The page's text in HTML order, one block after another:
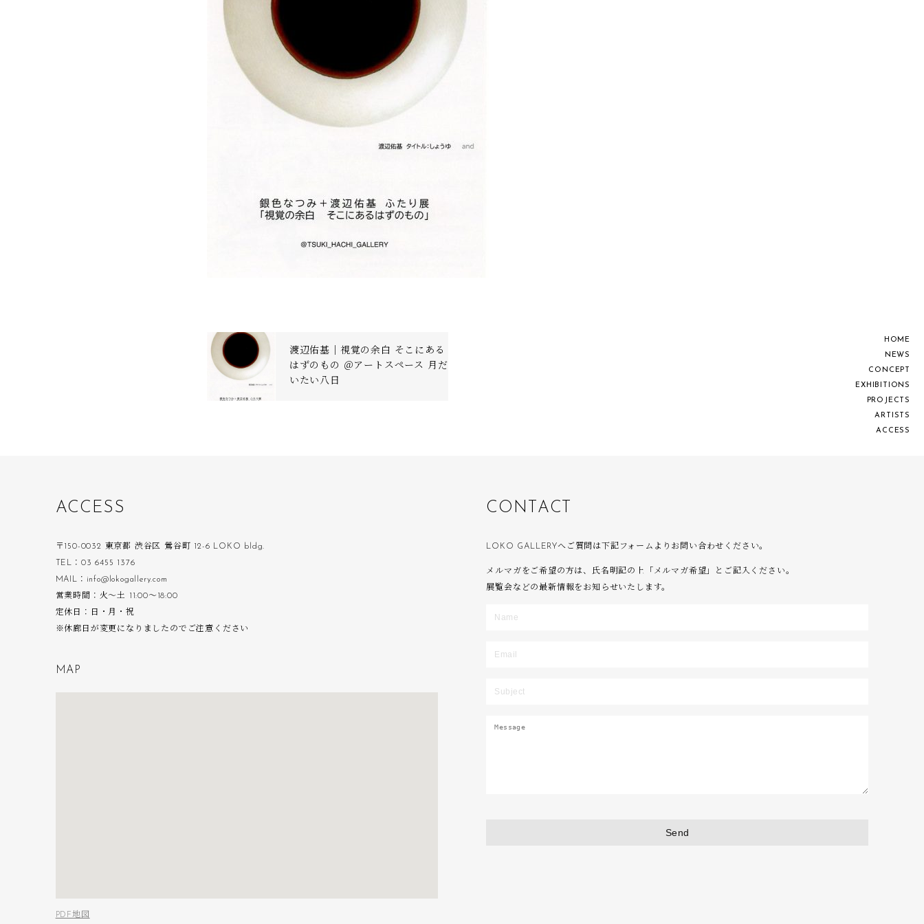
H O M E
N EWS
C O N C EP
EX H B O NS
PRO J EC TS
A R S TS
AC C ESS
渡辺佑基｜視覚の余白 そこにある
はずのもの ＠アートスペース 月だ
いたい八日
ACC ES S
〒150-0032 東京都 渋谷区 鶯谷町 12-6 LOKO bldg.
TEL：03 6455 1376
MAIL：info@lokogallery.com
営業時間：火〜土 11:00〜18:00
定休日：日・月・祝
※休廊日が変更になりましたのでご注意ください
M A P
PDF地図
CO N T AC T
LOKO GALLERYへご質問は下記フォームよりお問い合わせください。
メルマガをご希望の方は、氏名明記の上「メルマガ希望」とご記入ください。
展覧会などの最新情報をお知らせいたします。